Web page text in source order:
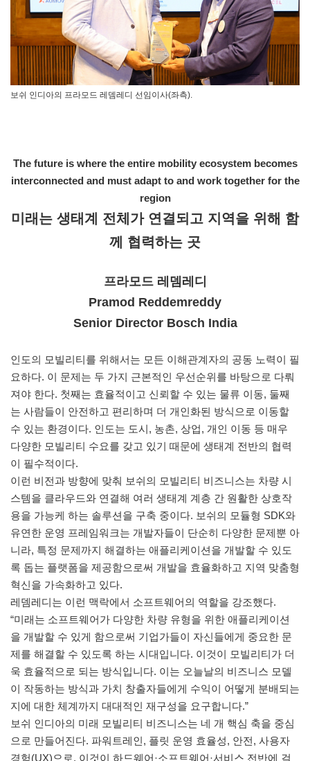
보쉬 인디아의 프라모드 레뎀레디 선임이사(좌측).
The future is where the entire mobility ecosystem becomes
interconnected and must adapt to and work together for the
region
미래는 생태계 전체가 연결되고 지역을 위해 함
께 협력하는 곳
프라모드 레뎀레디
Pramod Reddemreddy
Senior Director Bosch India
인도의 모빌리티를 위해서는 모든 이해관계자의 공동 노력이 필
요하다. 이 문제는 두 가지 근본적인 우선순위를 바탕으로 다뤄
져야 한다. 첫째는 효율적이고 신뢰할 수 있는 물류 이동, 둘째
는 사람들이 안전하고 편리하며 더 개인화된 방식으로 이동할
수 있는 환경이다. 인도는 도시, 농촌, 상업, 개인 이동 등 매우
다양한 모빌리티 수요를 갖고 있기 때문에 생태계 전반의 협력
이 필수적이다.
이런 비전과 방향에 맞춰 보쉬의 모빌리티 비즈니스는 차량 시
스템을 클라우드와 연결해 여러 생태계 계층 간 원활한 상호작
용을 가능케 하는 솔루션을 구축 중이다. 보쉬의 모듈형 SDK와
유연한 운영 프레임워크는 개발자들이 단순히 다양한 문제뿐 아
니라, 특정 문제까지 해결하는 애플리케이션을 개발할 수 있도
록 돕는 플랫폼을 제공함으로써 개발을 효율화하고 지역 맞춤형
혁신을 가속화하고 있다.
레뎀레디는 이런 맥락에서 소프트웨어의 역할을 강조했다.
“미래는 소프트웨어가 다양한 차량 유형을 위한 애플리케이션
을 개발할 수 있게 함으로써 기업가들이 자신들에게 중요한 문
제를 해결할 수 있도록 하는 시대입니다. 이것이 모빌리티가 더
욱 효율적으로 되는 방식입니다. 이는 오늘날의 비즈니스 모델
이 작동하는 방식과 가치 창출자들에게 수익이 어떻게 분배되는
지에 대한 체계까지 대대적인 재구성을 요구합니다.”
보쉬 인디아의 미래 모빌리티 비즈니스는 네 개 핵심 축을 중심
으로 만들어진다. 파워트레인, 플릿 운영 효율성, 안전, 사용자
경험(UX)으로, 이것이 하드웨어·소프트웨어·서비스 전반에 걸